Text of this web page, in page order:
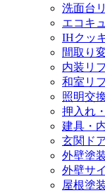
洗面台
エコキ
IHクッ
間取り
内装リ
和室リ
照明交
押入れ
建具・
玄関ド
外壁塗
外壁サ
屋根塗